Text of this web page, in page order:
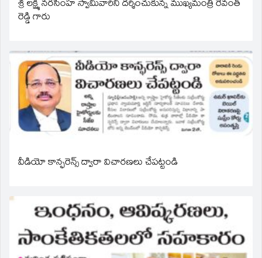
శ్రీ లక్ష్మీ నరసింహ స్వామివారిని దర్శించుకున్న ముఖ్యమంత్రి రేవంత్
రెడ్డి గారు
వీడియో కాన్ఫరెన్స్ ద్వారా విచారణలు చేపట్టండి